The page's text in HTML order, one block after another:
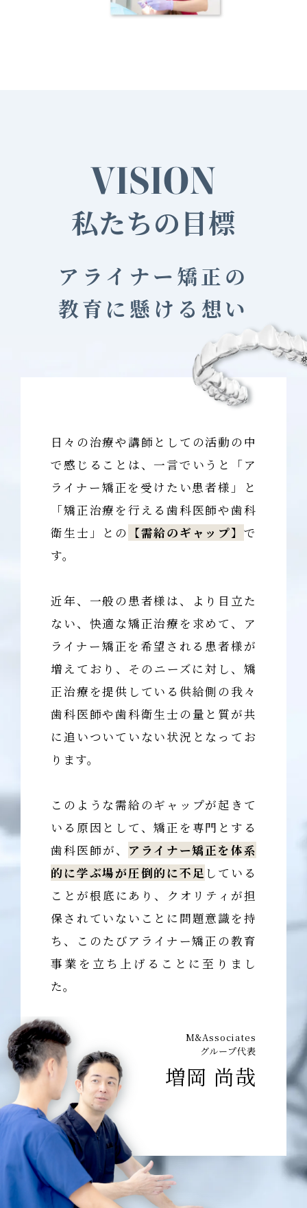
VISION
私たちの目標
アライナー矯正の
教育に懸ける想い
日々の治療や講師としての活動の中
で感じることは、一言でいうと「ア
ライナー矯正を受けたい患者様」と
「矯正治療を行える歯科医師や歯科
衛生士」との 【需給のギャップ】 で
す。
近年、一般の患者様は、より目立た
ない、快適な矯正治療を求めて、ア
ライナー矯正を希望される患者様が
増えており、そのニーズに対し、矯
正治療を提供している供給側の我々
歯科医師や歯科衛生士の量と質が共
に追いついていない状況となってお
ります。
このような需給のギャップが起きて
いる原因として、矯正を専門とする
歯科医師が、 アライナー矯正を体系
的に学ぶ場が圧倒的に不足 している
ことが根底にあり、クオリティが担
保されていないことに問題意識を持
ち、このたびアライナー矯正の教育
事業を立ち上げることに至りまし
た。
M&Associates
グループ代表
増岡 尚哉